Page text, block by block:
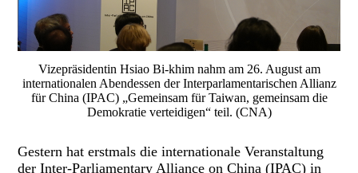
Vizepräsidentin Hsiao Bi-khim nahm am 26. August am
internationalen Abendessen der Interparlamentarischen Allianz
für China (IPAC) „Gemeinsam für Taiwan, gemeinsam die
Demokratie verteidigen“ teil. (CNA)
Gestern hat erstmals die internationale Veranstaltung
der Inter-Parliamentary Alliance on China (IPAC) in